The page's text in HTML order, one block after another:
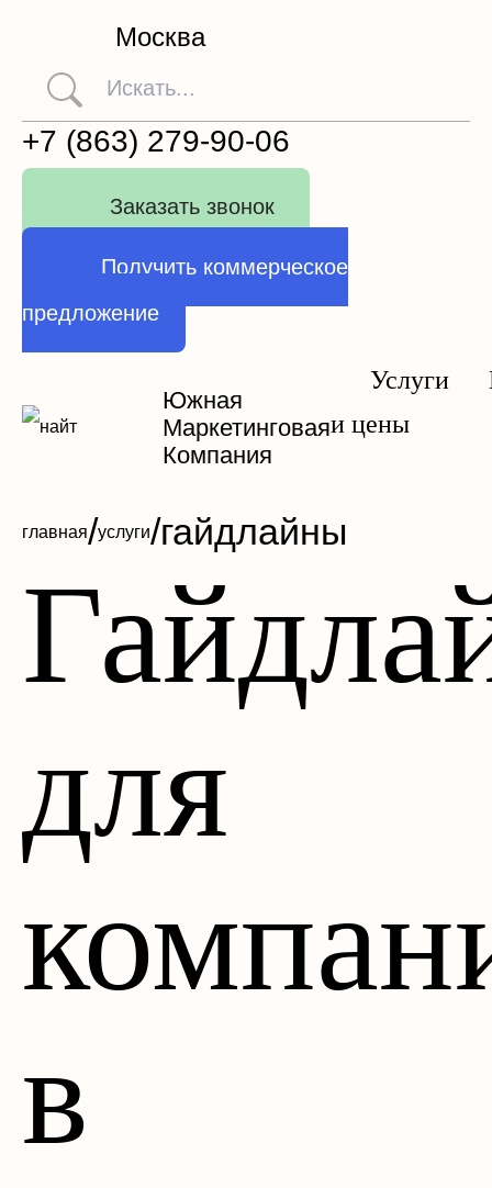
Москва
+7 (863) 279-90-06
Заказать звонок
Получить коммерческое
предложение
Южная
Маркетинговая
Компания
Услуги
и цены
главная/услуги/гайдлайны
для
в